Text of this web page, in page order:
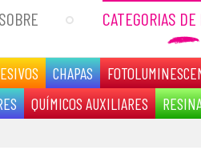
SOBRE CATEGORIAS DE
CHAPAS
QUÍMICOS AUXILIARES